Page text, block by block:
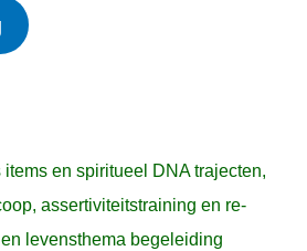
en spiritueel DNA trajecten,
assertiviteitstraining en re-
levensthema begeleiding